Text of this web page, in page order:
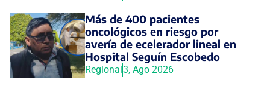
Más de 400 pacientes
oncológicos en riesgo por
avería de ecelerador lineal en
Hospital Seguín Escobedo
Regional 3, Ago 2026